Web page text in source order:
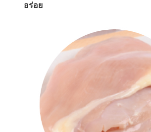
อร่อย